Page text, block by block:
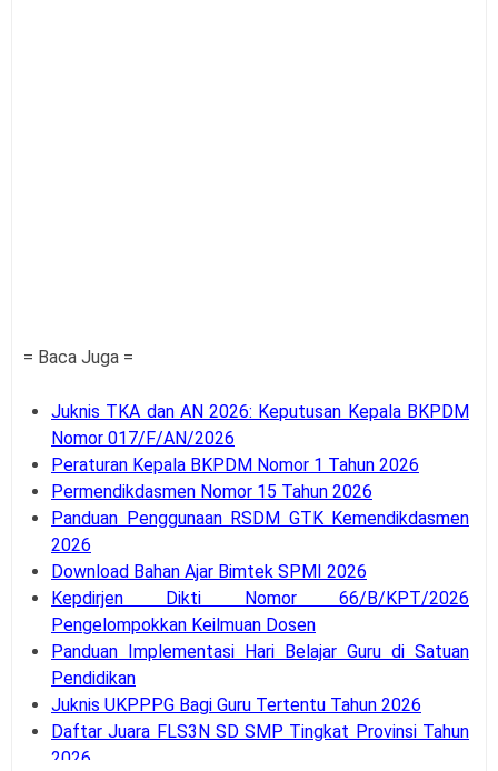
= Baca Juga =
Juknis TKA dan AN 2026: Keputusan Kepala BKPDM
Nomor 017/F/AN/2026
Peraturan Kepala BKPDM Nomor 1 Tahun 2026
Permendikdasmen Nomor 15 Tahun 2026
Panduan Penggunaan RSDM GTK Kemendikdasmen
2026
Download Bahan Ajar Bimtek SPMI 2026
Kepdirjen Dikti Nomor 66/B/KPT/2026
Pengelompokkan Keilmuan Dosen
Panduan Implementasi Hari Belajar Guru di Satuan
Pendidikan
Juknis UKPPPG Bagi Guru Tertentu Tahun 2026
Daftar Juara FLS3N SD SMP Tingkat Provinsi Tahun
2026